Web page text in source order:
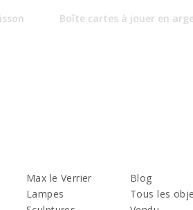
Boîte cartes à jouer en
Max le Verrier
Lampes
Blog
Tous les